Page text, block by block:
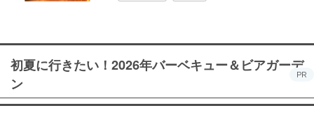
初夏に行きたい！2026年バーベキュー＆ビアガーデ
ン
PR